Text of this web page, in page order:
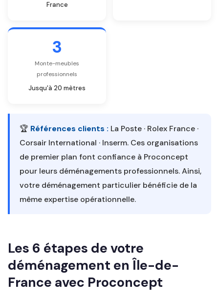
France
3
Monte-meubles
professionnels
Jusqu'à 20 mètres
🏆 Références clients : La Poste · Rolex France ·
Corsair International · Inserm. Ces organisations
de premier plan font confiance à Proconcept
pour leurs déménagements professionnels. Ainsi,
votre déménagement particulier bénéficie de la
même expertise opérationnelle.
Les 6 étapes de votre
déménagement en Île-de-
France avec Proconcept